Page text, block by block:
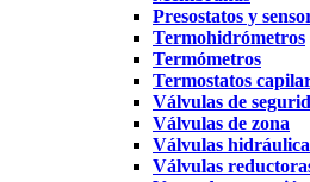
Presostatos y
Termohidrómetros
Termómetros
Termostatos
Válvulas de
Válvulas de zona
Válvulas
Válvulas